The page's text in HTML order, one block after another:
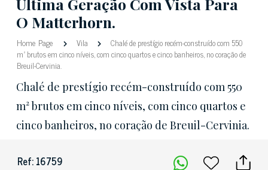
Última Geração Com Vista Para
O Matterhorn.
Home Page Vila
Chalé de prestígio recém-construído com 550
m² brutos em cinco níveis, com cinco quartos e cinco banheiros, no coração de
Breuil-Cervinia.
Chalé de prestígio recém-construído com 550
m² brutos em cinco níveis, com cinco quartos e
cinco banheiros, no coração de Breuil-Cervinia.
Ref: 16759